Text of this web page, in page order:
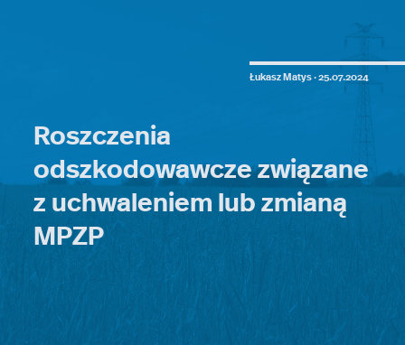
Łukasz Matys ·25.07.2024
Roszczenia
odszkodowawcze związane
z uchwaleniem lub zmianą
MPZP